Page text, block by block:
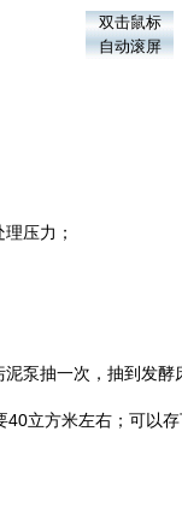
双击鼠标
自动滚屏
压力；
泵抽一次，抽到发酵
立方米左右；可以存